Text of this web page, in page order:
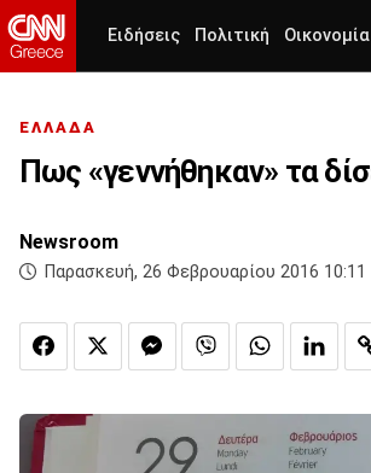
Ειδήσεις Πολιτική Οικονομία
ΕΛΛΑΔΑ
Πως «γεννήθηκαν» τα
Newsroom
Παρασκευή, 26 Φεβρουαρίου 2016 10:11